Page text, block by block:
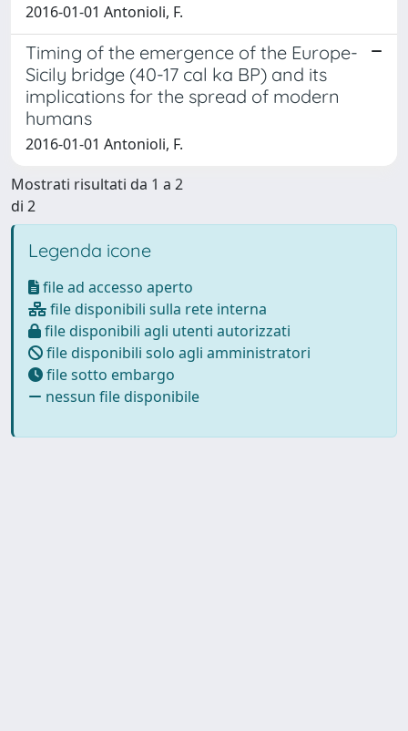
2016-01-01 Antonioli, F.
Timing of the emergence of the Europe-
Sicily bridge (40-17 cal ka BP) and its
implications for the spread of modern
humans
2016-01-01 Antonioli, F.
Mostrati risultati da 1 a 2
di 2
Legenda icone
file ad accesso aperto
file disponibili sulla rete interna
file disponibili agli utenti autorizzati
file disponibili solo agli amministratori
file sotto embargo
nessun file disponibile